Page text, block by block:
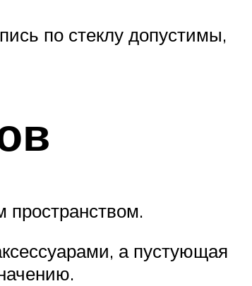
по стеклу допустимы,
пространством.
а пустующая